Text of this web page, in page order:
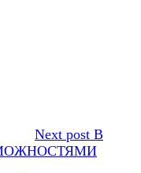
Next post В